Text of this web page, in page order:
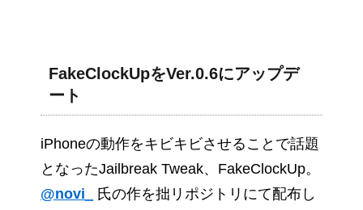
FakeClockUpをVer.0.6にアップデ
ート
iPhoneの動作をキビキビさせることで話題
となったJailbreak Tweak、FakeClockUp。
@novi_
氏の作を拙リポジトリにて配布し